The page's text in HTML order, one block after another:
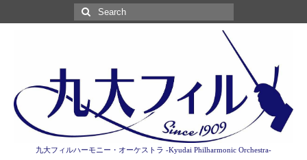
Search
for:
九大フィルハーモニー・オーケストラ -Kyudai Philharmonic Orchestra-